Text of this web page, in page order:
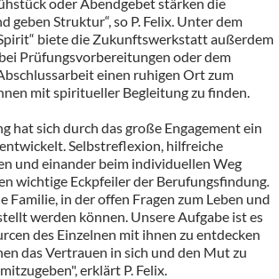
geben Struktur“, so P. Felix. Unter dem
biete die Zukunftswerkstatt außerdem
Prüfungsvorbereitungen oder dem
einen ruhigen Ort zum
mit spiritueller Begleitung zu finden.
hat sich durch das große Engagement ein
Selbstreflexion, hilfreiche
und einander beim individuellen Weg
wichtige Eckpfeiler der Berufungsfindung.
Familie, in der offen Fragen zum Leben und
werden können. Unsere Aufgabe ist es
des Einzelnen mit ihnen zu entdecken
das Vertrauen in sich und den Mut zu
erklärt P. Felix.